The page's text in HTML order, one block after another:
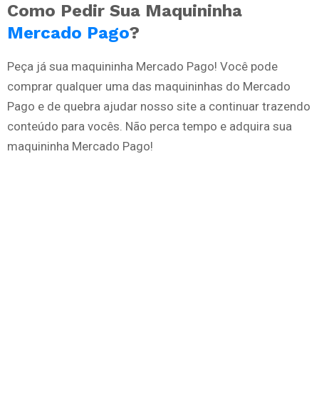
Como Pedir Sua Maquininha
Mercado Pago?
Peça já sua maquininha Mercado Pago! Você pode
comprar qualquer uma das maquininhas do Mercado
Pago e de quebra ajudar nosso site a continuar trazendo
conteúdo para vocês. Não perca tempo e adquira sua
maquininha Mercado Pago!